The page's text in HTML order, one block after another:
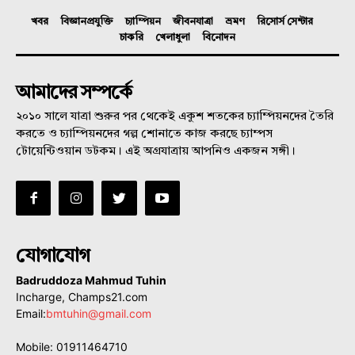
খবর বিজ্ঞানপ্রযুক্তি চ্যাম্পিয়ন জীবনযাত্রা ভ্রমণ
রিসোর্স সেন্টার
চাকরি
খেলাধুলা বিনোদন
আমাদের সম্পর্কে
২০১০ সালে যাত্রা শুরুর পর থেকেই একুশ শতকের চ্যাম্পিয়নদের তৈরি
করতে ও চ্যাম্পিয়নদের গল্প শোনাতে কাজ করছে চ্যাম্পস
টোয়েন্টিওয়ান ডটকম। এই অগ্রযাত্রায় আপনিও একজন সঙ্গী।
যোগাযোগ
Badruddoza Mahmud Tuhin
Incharge, Champs21.com
Email:bmtuhin@gmail.com
Mobile: 01911464710